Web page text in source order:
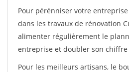
Pour pérénniser votre
dans les travaux de rénovation
alimenter régulièrement le
entreprise et doubler son
Pour les meilleurs artisans, le